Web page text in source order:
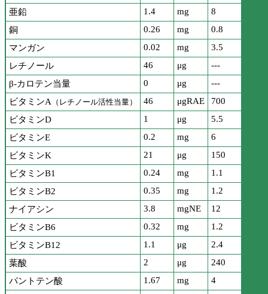
亜鉛
1.4 mg
8
銅
0.26 mg
0.8
マンガン
0.02 mg
3.5
レチノール
46 μg
---
β-カロテン当量
0 μg
---
ビタミンA （レチノール活性当量） 46 μgRAE
700
ビタミンD
1 μg
5.5
ビタミンE
0.2 mg
6
ビタミンK
21 μg
150
ビタミンB1
0.24 mg
1.1
ビタミンB2
0.35 mg
1.2
ナイアシン
3.8 mgNE
12
ビタミンB6
0.32 mg
1.2
ビタミンB12
1.1 μg
2.4
葉酸
2 μg
240
パントテン酸
1.67 mg
4